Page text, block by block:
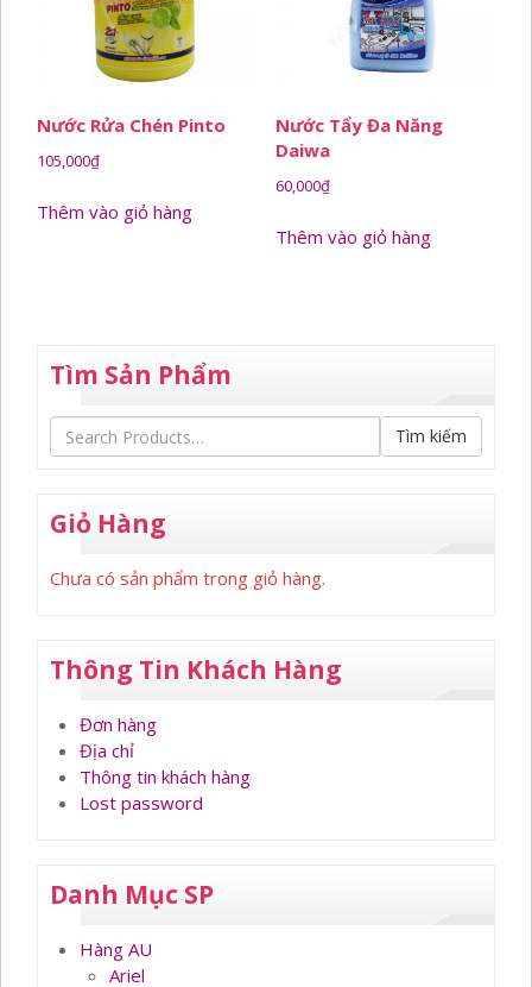
Nước Rửa Chén Pinto
105,000₫
Thêm vào giỏ hàng
Nước Tẩy Đa Năng
Daiwa
60,000₫
Thêm vào giỏ hàng
Tìm Sản Phẩm
Tìm kiếm
Giỏ Hàng
Chưa có sản phẩm trong giỏ hàng.
Thông Tin Khách Hàng
Đơn hàng
Địa chỉ
Thông tin khách hàng
Lost password
Danh Mục SP
Hàng AU
Ariel